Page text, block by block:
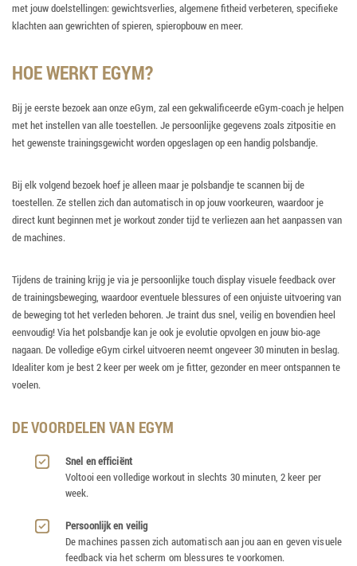
met jouw doelstellingen: gewichtsverlies, algemene fitheid verbeteren, specifieke
klachten aan gewrichten of spieren, spieropbouw en meer.
HOE WERKT EGYM?
Bij je eerste bezoek aan onze eGym, zal een gekwalificeerde eGym-coach je helpen
met het instellen van alle toestellen. Je persoonlijke gegevens zoals zitpositie en
het gewenste trainingsgewicht worden opgeslagen op een handig polsbandje.
Bij elk volgend bezoek hoef je alleen maar je polsbandje te scannen bij de
toestellen. Ze stellen zich dan automatisch in op jouw voorkeuren, waardoor je
direct kunt beginnen met je workout zonder tijd te verliezen aan het aanpassen van
de machines.
Tijdens de training krijg je via je persoonlijke touch display visuele feedback over
de trainingsbeweging, waardoor eventuele blessures of een onjuiste uitvoering van
de beweging tot het verleden behoren. Je traint dus snel, veilig en bovendien heel
eenvoudig! Via het polsbandje kan je ook je evolutie opvolgen en jouw bio-age
nagaan. De volledige eGym cirkel uitvoeren neemt ongeveer 30 minuten in beslag.
Idealiter kom je best 2 keer per week om je fitter, gezonder en meer ontspannen te
voelen.
DE VOORDELEN VAN EGYM
Snel en efficiënt
Voltooi een volledige workout in slechts 30 minuten, 2 keer per
week.
Persoonlijk en veilig
De machines passen zich automatisch aan jou aan en geven visuele
feedback via het scherm om blessures te voorkomen.